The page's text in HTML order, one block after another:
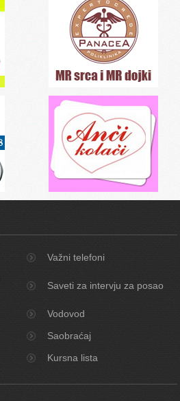
Važni telefoni
Saveti za intervju za posao
Vodovod
Saobraćaj
Kursna lista